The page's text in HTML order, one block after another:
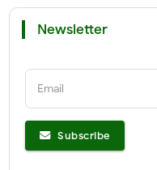
Newsletter
Email
Subscribe